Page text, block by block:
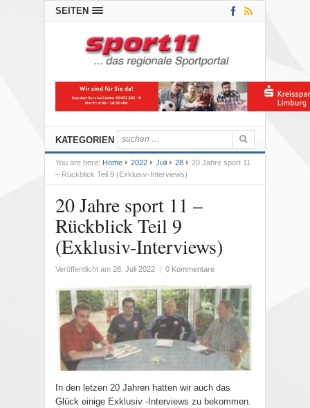
SEITEN
KATEGORIEN
You are here: Home 2022 Juli 28
20 Jahre sport 11
– Rückblick Teil 9 (Exklusiv-Interviews)
20 Jahre sport 11 –
Rückblick Teil 9
(Exklusiv-Interviews)
Veröffentlicht am 28. Juli 2022 0 Kommentare
In den letzen 20 Jahren hatten wir auch das
Glück einige Exklusiv -Interviews zu bekommen.